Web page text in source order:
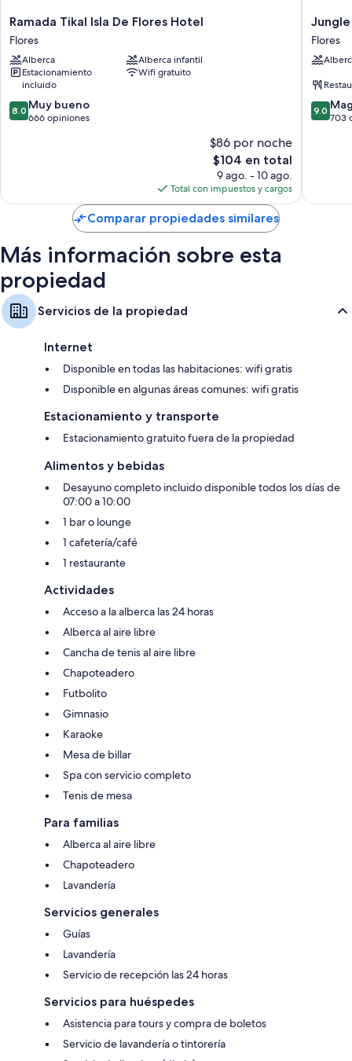
detalles adicionales, como wifi gratis y caja de seguridad.
Otros servicios que también encontrarás en las habitaciones incluyen:
Baños con regaderas y secadoras de cabello
Televisiones de pantalla plana con canales por cable
Armarios o clósets, cafeteras y servicio de limpieza diario
Ramada
Tikal
Isla
De
Flores
Hotel
Flores
Ramada Tikal Isla De Flores Hotel
Flores
Alberca
Alberca infantil
Estacionamiento
incluido
Wifi gratuito
8.0
de
8.0 Muy bueno
666 opiniones
$86 por noche
El
precio
actual
es
de
$104
$104 en total
9 ago. - 10 ago.
Total con impuestos y cargos
Jungle
Lodge
Hotel
Flores
Flores
9.0
de
9.0
703
Comparar propiedades similares
Más información sobre esta
propiedad
Servicios de la propiedad
Internet
Disponible en todas las habitaciones: wifi gratis
Disponible en algunas áreas comunes: wifi gratis
Estacionamiento y transporte
Estacionamiento gratuito fuera de la propiedad
Alimentos y bebidas
Desayuno completo incluido disponible todos los días de
07:00 a 10:00
1 bar o lounge
1 cafetería/café
1 restaurante
Actividades
Acceso a la alberca las 24 horas
Alberca al aire libre
Cancha de tenis al aire libre
Chapoteadero
Futbolito
Gimnasio
Karaoke
Mesa de billar
Spa con servicio completo
Tenis de mesa
Para familias
Alberca al aire libre
Chapoteadero
Lavandería
Servicios generales
Guías
Lavandería
Servicio de recepción las 24 horas
Servicios para huéspedes
Asistencia para tours y compra de boletos
Servicio de lavandería o tintorería